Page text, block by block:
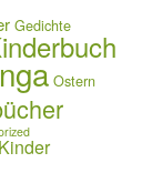
Gedichte
Ostern